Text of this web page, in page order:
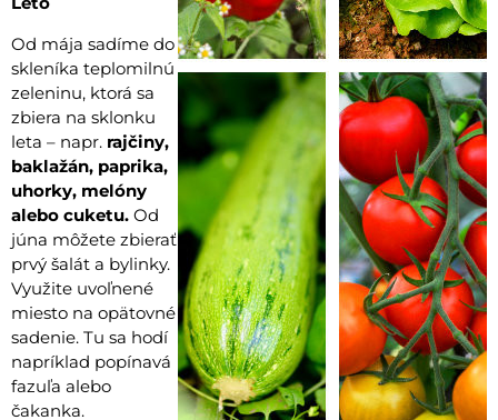
Od mája sadíme do
skleníka teplomilnú
zeleninu, ktorá sa
zbiera na sklonku
leta – napr. rajčiny,
baklažán, paprika,
uhorky, melóny
alebo cuketu. Od
júna môžete zbierať
prvý šalát a bylinky.
Využite uvoľnené
miesto na opätovné
sadenie. Tu sa hodí
napríklad popínavá
fazuľa alebo
čakanka.